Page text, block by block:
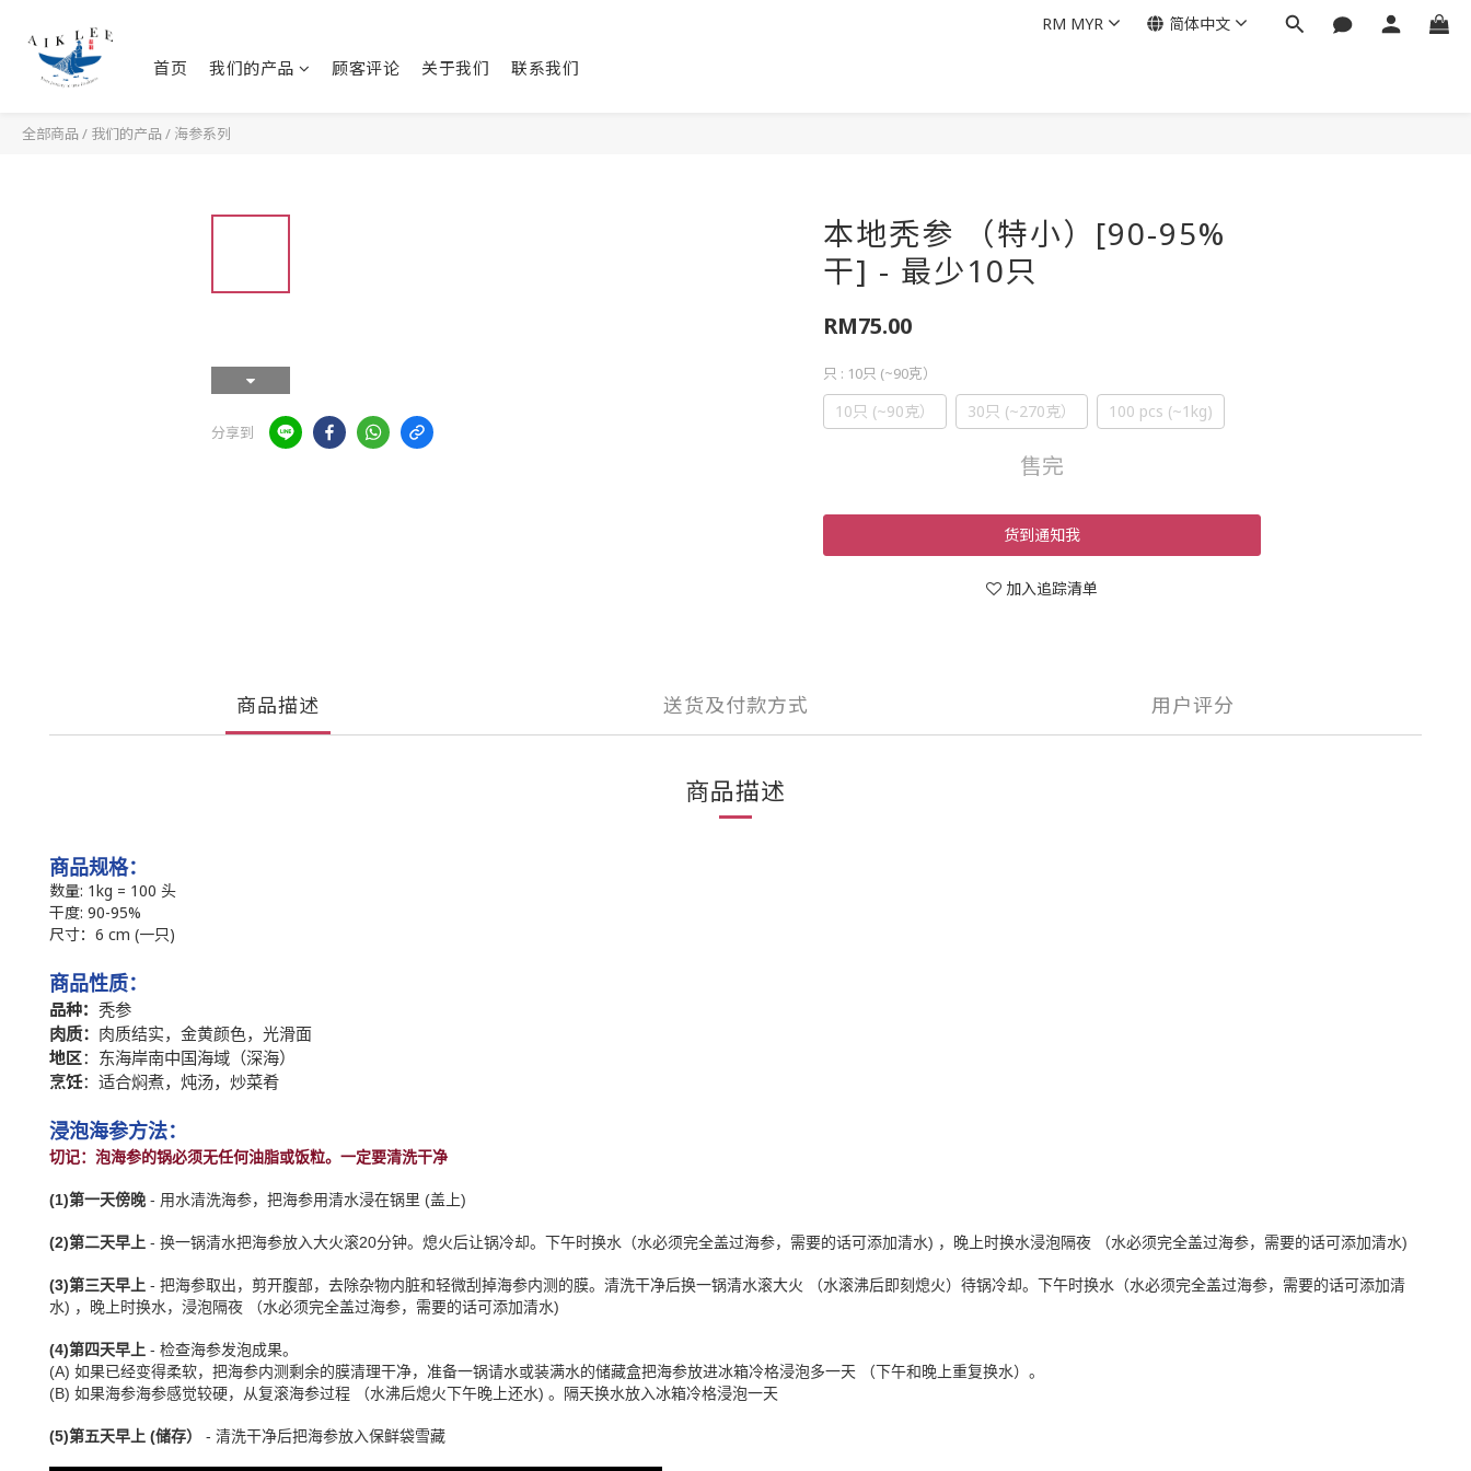
首页 我们的产品 顾客评论 关于我们 联系我们
RM MYR 简体中文
全部商品 / 我们的产品 / 海参系列
分享到
本地秃参 （特小）[90-95%
干] - 最少10只
RM75.00
只 : 10只 (~90克）
10只 (~90克） 30只 (~270克） 100 pcs (~1kg)
售完
货到通知我
加入追踪清单
商品描述 送货及付款方式 用户评分
商品描述
商品规格：
数量: 1kg = 100 头
干度: 90-95%
尺寸：6 cm (一只)
商品性质：
品种： 秃参
肉质： 肉质结实，金黄颜色，光滑面
地区：东海岸南中国海域 （深海）
烹饪：适合焖煮，炖汤，炒菜肴
浸泡海参方法：
切记：泡海参的锅必须无任何油脂或饭粒。一定要清洗干净
(1)第一天傍晚 - 用水清洗海参，把海参用清水浸在锅里 (盖上)
(2)第二天早上 - 换一锅清水把海参放入大火滚20分钟。熄火后让锅冷却。下午时换水（水必须完全盖过海参，需要的话可添加清水) ，晚上时换水浸泡隔夜 （水必须完全盖过海参，需要的话可添加清水)
(3)第三天早上 - 把海参取出，剪开腹部，去除杂物内脏和轻微刮掉海参内测的膜。清洗干净后换一锅清水滚大火 （水滚沸后即刻熄火）待锅冷却。下午时换水（水必须完全盖过海参，需要的话可添加清
水) ，晚上时换水，浸泡隔夜 （水必须完全盖过海参，需要的话可添加清水)
(4)第四天早上 - 检查海参发泡成果。
(A) 如果已经变得柔软，把海参内测剩余的膜清理干净，准备一锅请水或装满水的储藏盒把海参放进冰箱冷格浸泡多一天 （下午和晚上重复换水） 。
(B) 如果海参海参感觉较硬，从复滚海参过程 （水沸后熄火下午晚上还水) 。隔天换水放入冰箱冷格浸泡一天
(5)第五天早上 (储存） - 清洗干净后把海参放入保鲜袋雪藏